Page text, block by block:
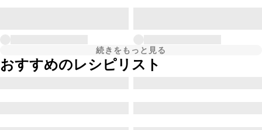
続きをもっと見る
おすすめのレシピリスト